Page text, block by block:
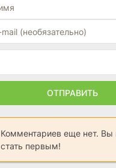
ОТПРАВИТЬ
Комментариев еще нет.
стать первым!